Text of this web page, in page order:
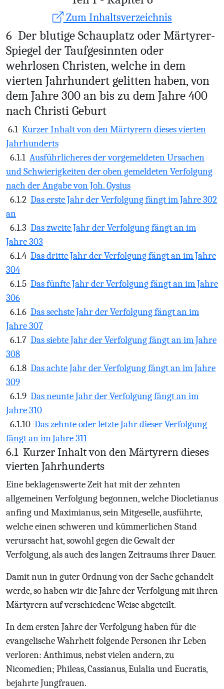
Zum Inhaltsverzeichnis
6 Der blutige Schauplatz oder Märtyrer-
Spiegel der Taufgesinnten oder
wehrlosen Christen, welche in dem
vierten Jahrhundert gelitten haben, von
dem Jahre 300 an bis zu dem Jahre 400
nach Christi Geburt
6.1 Kurzer Inhalt von den Märtyrern dieses vierten
Jahrhunderts
6.1.1 Ausführlicheres der vorgemeldeten Ursachen
und Schwierigkeiten der oben gemeldeten Verfolgung
nach der Angabe von Joh. Gysius
6.1.2 Das erste Jahr der Verfolgung fängt im Jahre 302
an
6.1.3 Das zweite Jahr der Verfolgung fängt an im
Jahre 303
6.1.4 Das dritte Jahr der Verfolgung fängt an im Jahre
304
6.1.5 Das fünfte Jahr der Verfolgung fängt an im Jahre
306
6.1.6 Das sechste Jahr der Verfolgung fängt an im
Jahre 307
6.1.7 Das siebte Jahr der Verfolgung fängt an im Jahre
308
6.1.8 Das achte Jahr der Verfolgung fängt an im Jahre
309
6.1.9 Das neunte Jahr der Verfolgung fängt an im
Jahre 310
6.1.10 Das zehnte oder letzte Jahr dieser Verfolgung
fängt an im Jahre 311
6.1 Kurzer Inhalt von den Märtyrern dieses
vierten Jahrhunderts
Eine beklagenswerte Zeit hat mit der zehnten
allgemeinen Verfolgung begonnen, welche Diocletianus
anfing und Maximianus, sein Mitgeselle, ausführte,
welche einen schweren und kümmerlichen Stand
verursacht hat, sowohl gegen die Gewalt der
Verfolgung, als auch des langen Zeitraums ihrer Dauer.
Damit nun in guter Ordnung von der Sache gehandelt
werde, so haben wir die Jahre der Verfolgung mit ihren
Märtyrern auf verschiedene Weise abgeteilt.
In dem ersten Jahre der Verfolgung haben für die
evangelische Wahrheit folgende Personen ihr Leben
verloren: Anthimus, nebst vielen andern, zu
Nicomedien; Phileas, Cassianus, Eulalia und Eucratis,
bejahrte Jungfrauen.